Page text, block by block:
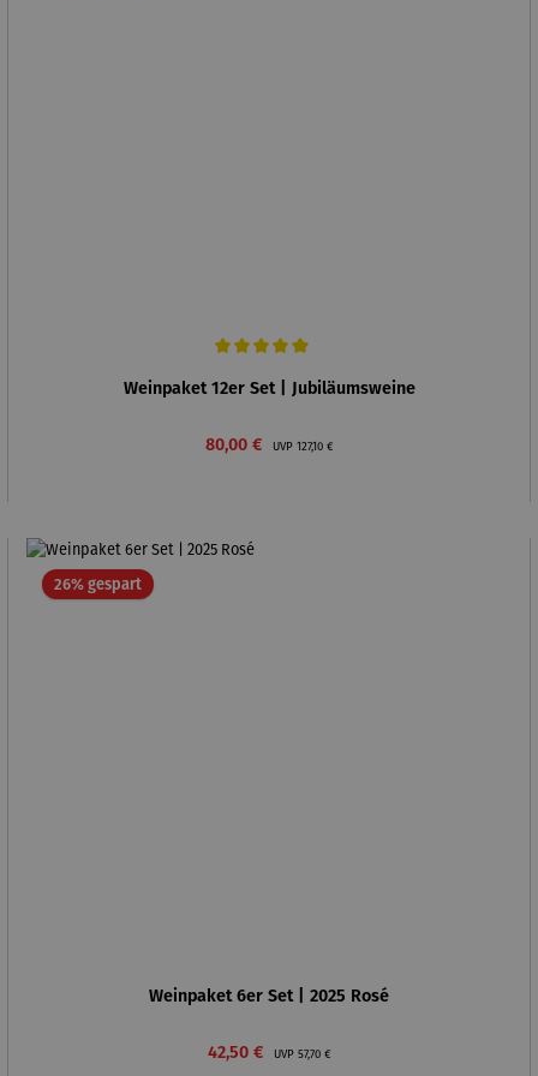
Weinpaket 12er Set | Jubiläumsweine
Verkaufspreis:
80,00 € UVP Regulärer Preis:
127,10 €
26% gespartRabatt
Weinpaket 6er Set | 2025 Rosé
Verkaufspreis:
42,50 € UVP Regulärer Preis:
57,70 €